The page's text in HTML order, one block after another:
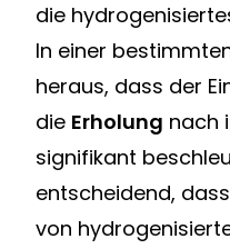
die
In einer
heraus, dass der
die Erholung nach
signifikant
entscheidend,
von